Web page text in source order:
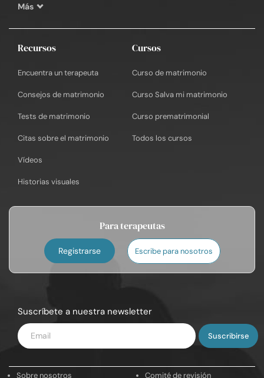
Más
Recursos
Encuentra un terapeuta
Consejos de matrimonio
Tests de matrimonio
Citas sobre el matrimonio
Vídeos
Historias visuales
Cursos
Curso de matrimonio
Curso Salva mi matrimonio
Curso prematrimonial
Todos los cursos
Para terapeutas
Registrarse Escribe para nosotros
Suscríbete a nuestra newsletter
Introduce
tu
Sobre nosotros Comité de revisión